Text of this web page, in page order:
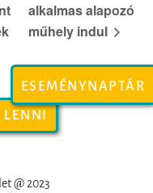
ESEMÉNYNAPTÁR
alkalmas alapozó
műhely indul
LENNI
@ 2023